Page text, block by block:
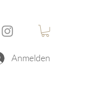
Anmelden